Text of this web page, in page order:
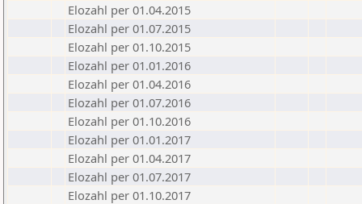
Elozahl per 01.04.2015
Elozahl per 01.07.2015
Elozahl per 01.10.2015
Elozahl per 01.01.2016
Elozahl per 01.04.2016
Elozahl per 01.07.2016
Elozahl per 01.10.2016
Elozahl per 01.01.2017
Elozahl per 01.04.2017
Elozahl per 01.07.2017
Elozahl per 01.10.2017